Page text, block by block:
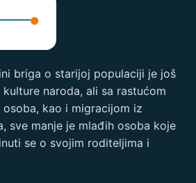
briga o starijoj populaciji je još
naroda, ali sa rastućom
kao i migracijom iz
sve manje je mlađih osoba koje
se o svojim roditeljima i